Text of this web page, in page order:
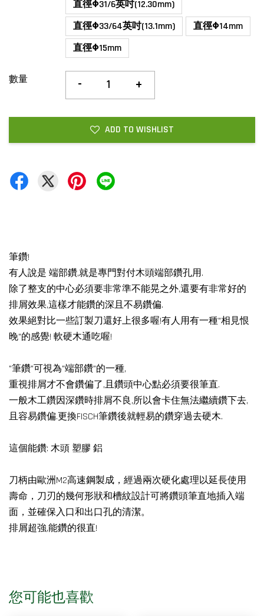
直徑Φ31/6英吋(12.30mm)
直徑Φ33/64英吋(13.1mm)
直徑Φ14mm
直徑Φ15mm
數量 - +
ADD TO WISHLIST
筆鑽!
有人說是 端部鑽,就是專門對付木頭端部鑽孔用.
除了整支的中心必須要非常準不能晃之外,還要有非常好的
排屑效果,這樣才能鑽的深且不易鑽偏.
效果絕對比一些訂製刀還好上很多喔!有人用有一種"相見恨
晚"的感覺! 軟硬木通吃喔!
"筆鑽"可視為"端部鑽"的一種,
重視排屑才不會鑽偏了,且鑽頭中心點必須要很筆直.
一般木工鑽因深鑽時排屑不良,所以會卡住無法繼續鑽下去,
且容易鑽偏.更換FISCH筆鑽後就輕易的鑽穿過去硬木.
這個能鑽: 木頭 塑膠 鋁
刀柄由歐洲M2高速鋼製成，經過兩次硬化處理以延長使用
壽命，刀刃的幾何形狀和槽紋設計可將鑽頭筆直地插入端
面，並確保入口和出口孔的清潔。
排屑超強,能鑽的很直!
您可能也喜歡